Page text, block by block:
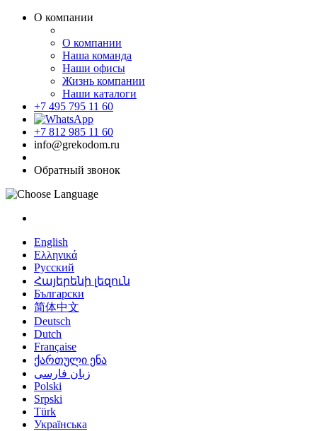
О компании
О компании
Наша команда
Наши офисы
Жизнь компании
Наши каталоги
+7 495 795 11 60
+7 812 985 11 60
info@grekodom.ru
Обратный звонок
English
Ελληνικά
Русский
Հայերենի լեզուն
Български
简体中文
Deutsch
Dutch
Française
ქართული ენა
زبان فارسی
Polski
Srpski
Türk
Українська